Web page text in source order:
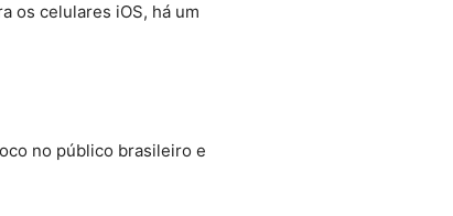
os celulares iOS, há um
no público brasileiro e